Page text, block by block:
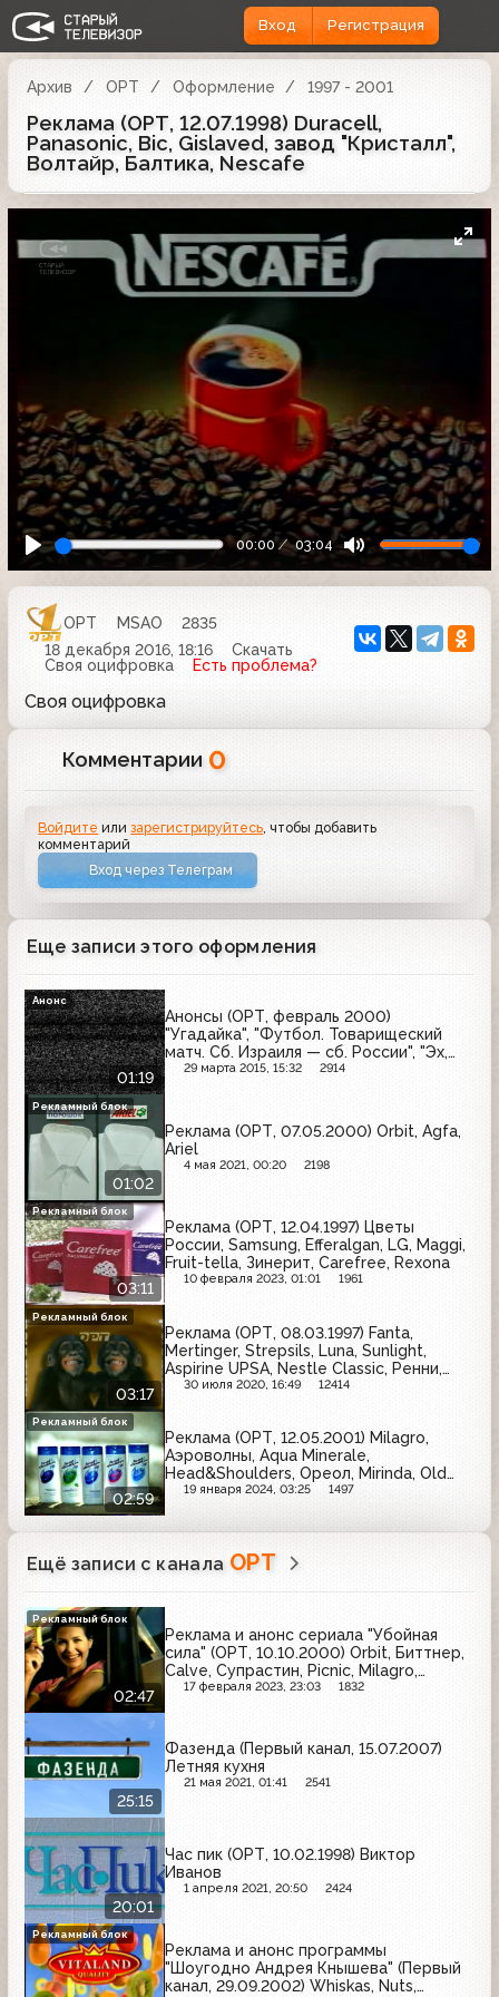
Вход Регистрация
Архив ОРТ Оформление 1997 - 2001
Реклама (ОРТ, 12.07.1998) Duracell,
Panasonic, Bic, Gislaved, завод "Кристалл",
Волтайр, Балтика, Nescafe
00:00 03:04
ОРТ MSAO
2835
18 декабря 2016, 18:16
Скачать
Своя оцифровка
Есть проблема?
Своя оцифровка
Комментарии 0
Войдите илизарегистрируйтесь, чтобы добавить
комментарий
Вход через Телеграм
Еще записи этого оформления
01:19
Анонсы (ОРТ, февраль 2000)
"Угадайка", "Футбол. Товарищеский
матч. Сб. Израиля — сб. России", "Эх,
Семёновна!"
29 марта 2015, 15:32 2914
Анонс
01:02
Реклама (ОРТ, 07.05.2000) Orbit, Agfa,
Ariel
4 мая 2021, 00:20 2198
Рекламный блок
03:11
Реклама (ОРТ, 12.04.1997) Цветы
России, Samsung, Efferalgan, LG, Maggi,
Fruit-tella, Зинерит, Carefree, Rexona
10 февраля 2023, 01:01 1961
Рекламный блок
03:17
Реклама (ОРТ, 08.03.1997) Fanta,
Mertinger, Strepsils, Luna, Sunlight,
Aspirine UPSA, Nestle Classic, Ренни,
Schwartau Extra
30 июля 2020, 16:49 12414
Рекламный блок
02:59
Реклама (ОРТ, 12.05.2001) Milagro,
Аэроволны, Aqua Minerale,
Head&Shoulders, Ореол, Mirinda, Old
Spice, Grand, Gallina Blanca
19 января 2024, 03:25 1497
Рекламный блок
Ещё записи с канала ОРТ
02:47
Реклама и анонс сериала "Убойная
сила" (ОРТ, 10.10.2000) Orbit, Биттнер,
Calve, Супрастин, Picnic, Milagro,
Гентос, Sanpellegrino, Samsung,
17 февраля 2023, 23:03 1832
Рекламный блок
25:15
Фазенда (Первый канал, 15.07.2007)
Летняя кухня
21 мая 2021, 01:41 2541
20:01
Час пик (ОРТ, 10.02.1998) Виктор
Иванов
1 апреля 2021, 20:50 2424
Реклама и анонс программы
"Шоугодно Андрея Кнышева" (Первый
канал, 29.09.2002) Whiskas, Nuts,
Рекламный блок